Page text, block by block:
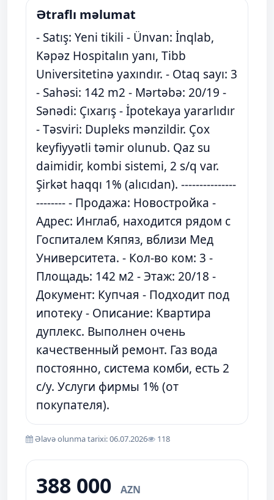
Ətraflı məlumat
- Satış: Yeni tikili - Ünvan: İnqlab,
Kəpəz Hospitalın yanı, Tibb
Universitetinə yaxındır. - Otaq sayı: 3
- Sahəsi: 142 m2 - Mərtəbə: 20/19 -
Sənədi: Çıxarış - İpotekaya yararlıdır
- Təsviri: Dupleks mənzildir. Çox
keyfiyyətli təmir olunub. Qaz su
daimidir, kombi sistemi, 2 s/q var.
Şirkət haqqı 1% (alıcıdan). ---------------
-------- - Продажа: Новостройка -
Адрес: Инглаб, находится рядом с
Госпиталем Кяпяз, вблизи Мед
Университета. - Кол-во ком: 3 -
Площадь: 142 м2 - Этаж: 20/18 -
Документ: Купчая - Подходит под
ипотеку - Описание: Квартира
дуплекс. Выполнен очень
качественный ремонт. Газ вода
постоянно, система комби, есть 2
с/у. Услуги фирмы 1% (от
покупателя).
Əlavə olunma tarixi: 06.07.2026 118
388 000 AZN